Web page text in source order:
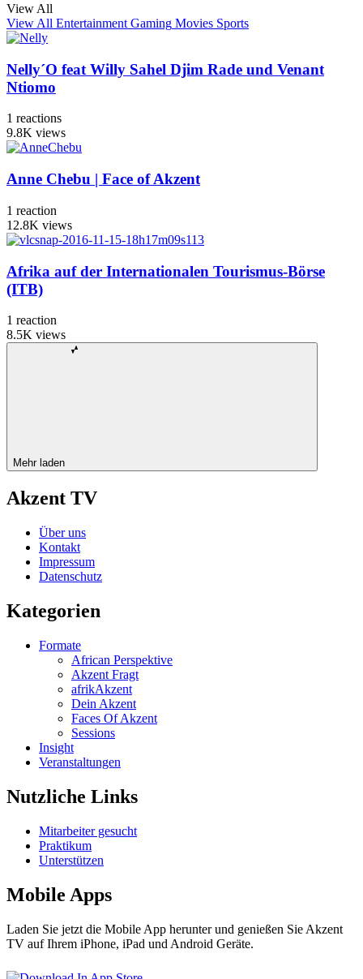
View All
View All Entertainment Gaming Movies Sports
Nelly´O feat Willy Sahel Djim Rade und Venant
Ntiomo
1 reactions
9.8K views
Anne Chebu | Face of Akzent
1 reaction
12.8K views
Afrika auf der Internationalen Tourismus-Börse
(ITB)
1 reaction
8.5K views
Mehr laden
Akzent TV
Über uns
Kontakt
Impressum
Datenschutz
Kategorien
Formate
African Perspektive
Akzent Fragt
afrikAkzent
Dein Akzent
Faces Of Akzent
Sessions
Insight
Veranstaltungen
Nutzliche Links
Mitarbeiter gesucht
Praktikum
Unterstützen
Mobile Apps
Laden Sie jetzt die Mobile App herunter und genießen Sie Akzent
TV auf Ihrem iPhone, iPad und Android Geräte.